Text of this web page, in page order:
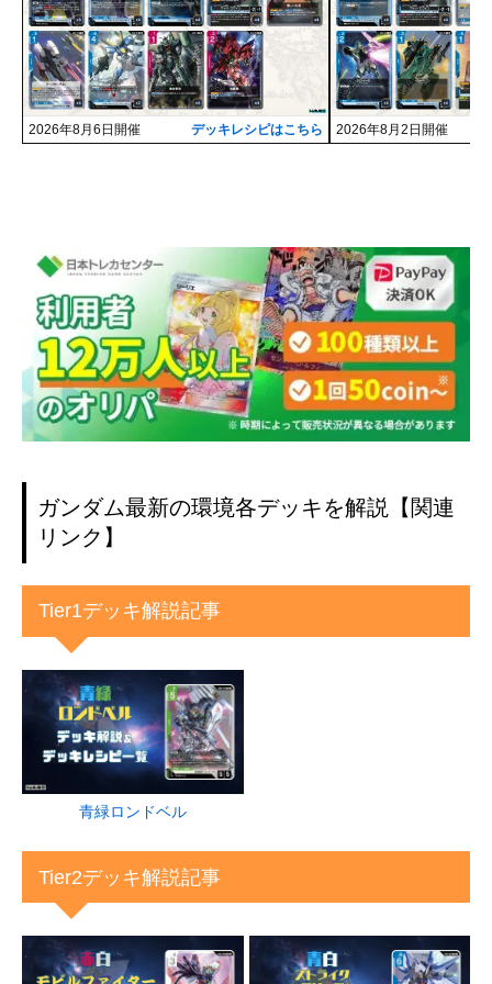
2026年8月6日開催 デッキレシピはこちら 2026年8月2日開催
ガンダム最新の環境各デッキを解説【関連
リンク】
Tier1デッキ解説記事
青緑ロンドベル
Tier2デッキ解説記事